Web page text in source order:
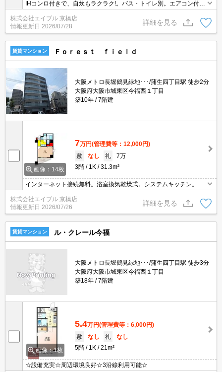
IHコンロ付きで、自炊もラクラク!。バス・トイレ別。エアコン付
き。オートロックではじめての一人暮らしも安心でしょ。宅配ボッ
クスあり。エレベーター付きのマンションタイプ。
株式会社エイブル 京橋店
情報更新日 2026/07/28
詳細を見る
賃貸マンション Ｆｏｒｅｓｔ ｆｉｅｌｄ
大阪メトロ長堀鶴見緑地･･･/蒲生四丁目駅 徒歩2分
大阪府大阪市城東区今福西１丁目
築10年
7階建
画像：14枚
7万円(管理費等：12,000円)
敷
なし 礼
7万
3階
1K 31.3m²
インターネット接続無料。浴室換気乾燥式。システムキッチン。エ
アコン付き。あなたの新生活を応援します。エレベーター付きのマ
ンションタイプ。角部屋をお探しの方に。
株式会社エイブル 京橋店
情報更新日 2026/07/26
詳細を見る
賃貸マンション ル・クレール今福
大阪メトロ長堀鶴見緑地･･･/蒲生四丁目駅 徒歩3分
大阪府大阪市城東区今福西１丁目
築18年
7階建
画像：1枚
5.4万円(管理費等：6,000円)
敷
なし 礼
なし
5階
1K 21m²
☆設備充実☆周辺環境良好☆3沿線利用可能☆